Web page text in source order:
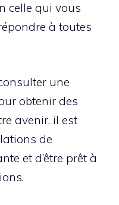
celle qui vous
à toutes
une
obtenir des
avenir, il est
de
et d’être prêt à